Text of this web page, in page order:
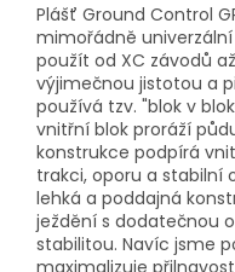
Plášť Ground Control
mimořádně
použít od XC závodů
výjimečnou jistotou a
používá tzv. "blok v
vnitřní blok proráží
konstrukce podpírá
trakci, oporu a stabilní
lehká a poddajná
ježdění s dodatečnou
stabilitou. Navíc jsme
maximalizuje